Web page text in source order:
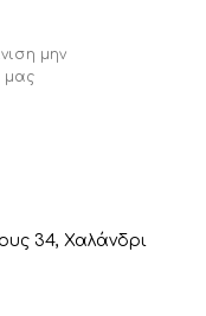
μην
μας
34, Χαλάνδρι